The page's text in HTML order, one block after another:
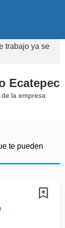
trabajo ya se
Ecatepec
de la empresa
te pueden